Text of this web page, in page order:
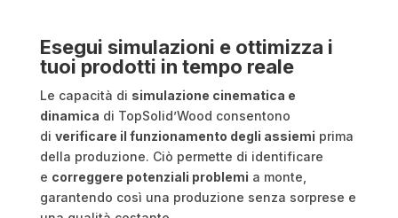
Esegui simulazioni e ottimizza i
tuoi prodotti in tempo reale
Le capacità di simulazione cinematica e
dinamica di TopSolid’Wood consentono
di verificare il funzionamento degli assiemi prima
della produzione. Ciò permette di identificare
e correggere potenziali problemi a monte,
garantendo così una produzione senza sorprese e